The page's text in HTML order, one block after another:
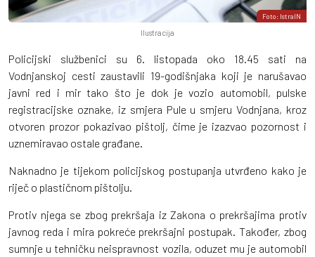
Foto: IstraIN
Ilustracija
Policijski službenici su 6. listopada oko 18.45 sati na
Vodnjanskoj cesti zaustavili 19-godišnjaka koji je narušavao
javni red i mir tako što je dok je vozio automobil, pulske
registracijske oznake, iz smjera Pule u smjeru Vodnjana, kroz
otvoren prozor pokazivao pištolj, čime je izazvao pozornost i
uznemiravao ostale građane.
Naknadno je tijekom policijskog postupanja utvrđeno kako je
riječ o plastičnom pištolju.
Protiv njega se zbog prekršaja iz Zakona o prekršajima protiv
javnog reda i mira pokreće prekršajni postupak. Također, zbog
sumnje u tehničku neispravnost vozila, oduzet mu je automobil